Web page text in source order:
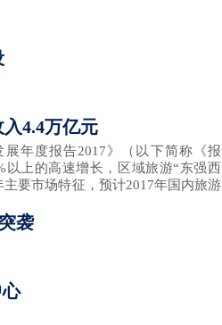
4.4万亿元
年度报告2017》（以下简称《报
上的高速增长，区域旅游“东强西
要市场特征，预计2017年国内旅游
袭